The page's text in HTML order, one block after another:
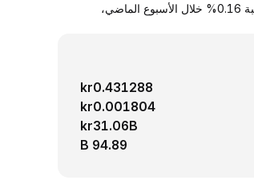
يجري اليوم، تداوُل واحد (1) TRX ‏(TRON) بسعر 0.327276 دولار. up سعر صرف TRX مقابل الدولار الأمريكي بنسبة 0.17% خلال آخر 24 ساعة، وincreased بنسبة 0.16% خلال الأسبوع الماضي،
kr0.431288
kr0.001804
kr31.06B
94.89 B